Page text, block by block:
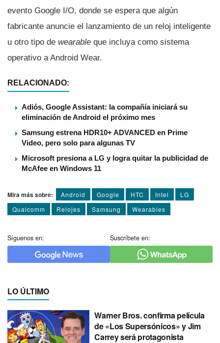
evento Google I/O, donde se espera que algún
fabricante anuncie el lanzamiento de un reloj inteligente
u otro tipo de wearable que incluya como sistema
operativo a Android Wear.
RELACIONADO:
Adiós, Google Assistant: la compañía iniciará su
eliminación de Android el próximo mes
Samsung estrena HDR10+ ADVANCED en Prime
Video, pero solo para algunas TV
Microsoft presiona a LG y logra quitar la publicidad de
McAfee en Windows 11
Mira más sobre: Android Google HTC Intel
LG
Qualcomm
Relojes Samsung Wearables
Síguenos en: Suscríbete en:
LO ÚLTIMO
Warner Bros. confirma película
de «Los Supersónicos» y Jim
Carrey será protagonista